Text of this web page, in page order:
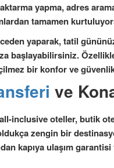
yapma, adres
tamamen
yaparak, tatil
başlayabilirsiniz.
bir konfor ve
ve
inclusive oteller, butik
zengin bir
kapıya ulaşım